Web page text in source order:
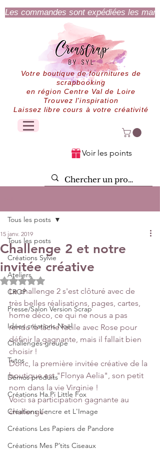
Les commandes sont expédiées les
Votre boutique de fournitures de
scrapbooking
en région Centre Val de Loire
Trouvez l'inspiration
Laissez libre cours à votre créativité
Voir les points
Tous les posts
Créations Sylvie
Ateliers
CROP
Presse/Salon Version Scrap
Idées créations Noël
Challenges groupe
Tutos
Démos produits
Créations Ha.Pi Little Fox
Créations L’encre et L'Image
Créations Les Papiers de Pandore
Créations Mes P’tits Ciseaux
Tous les posts
Challenge 2 et notre
invitée créative
15 janv. 2019
Noté NaN étoiles sur 5.
Le challenge 2 s'est clôturé avec de
très belles réalisations, pages, cartes,
home déco, ce qui ne nous a pas
rendu la tâche facile avec Rose pour
définir la gagnante, mais il fallait bien
choisir !
Donc, la première invitée créative de la
boutique est "Flonya Aelia", son petit
nom dans la vie Virginie !
Voici sa participation gagnante au
challenge :